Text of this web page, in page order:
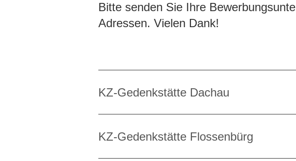
Bitte senden Sie Ihre
Adressen. Vielen Dank!
KZ-Gedenkstätte Dachau
KZ-Gedenkstätte Flossenbürg